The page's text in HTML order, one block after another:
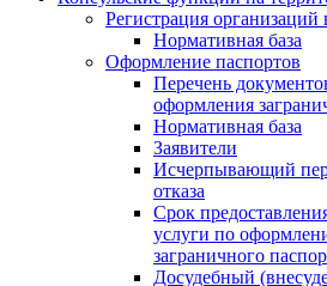
Регистрация
Нормативная база
Оформление паспортов
Перечень
оформления
Нормативная база
Заявители
Исчерпывающий
отказа
Срок
услуги по
заграничного
Досудебный